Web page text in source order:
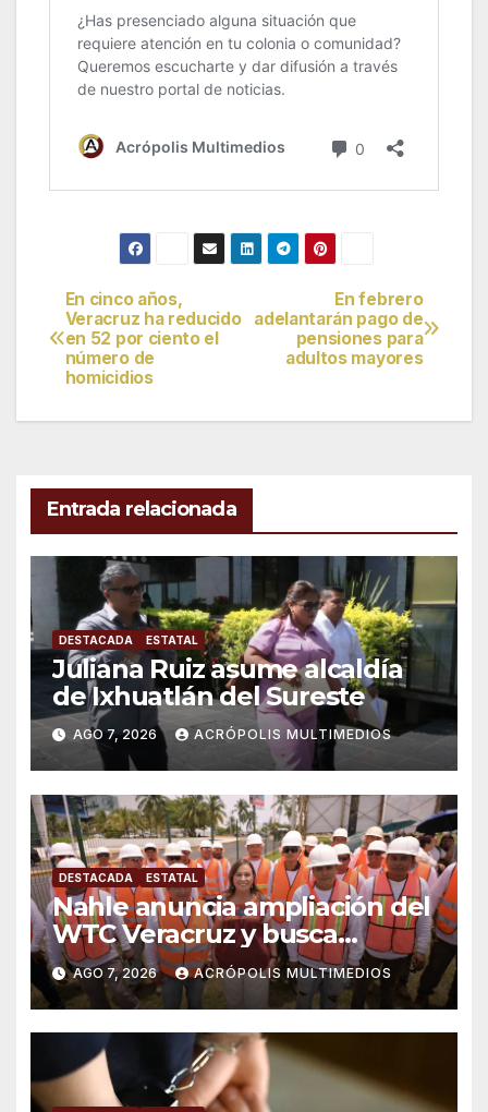
Navegación
de
En febrero
adelantarán pago de
pensiones para
adultos mayores
En cinco años,
Veracruz ha reducido
en 52 por ciento el
número de
homicidios
Entrada relacionada
DESTACADA ESTATAL
Juliana Ruiz asume alcaldía
de Ixhuatlán del Sureste
AGO 7, 2026 ACRÓPOLIS MULTIMEDIOS
DESTACADA ESTATAL
Nahle anuncia ampliación del
WTC Veracruz y busca
solución para ingenio en crisis
AGO 7, 2026 ACRÓPOLIS MULTIMEDIOS